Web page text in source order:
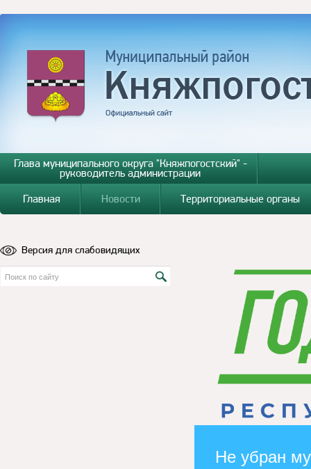
Глава муниципального округа "Княжпогостский" -
руководитель администрации
Главная
Новости Территориальные органы
Версия для слабовидящих
Не убран